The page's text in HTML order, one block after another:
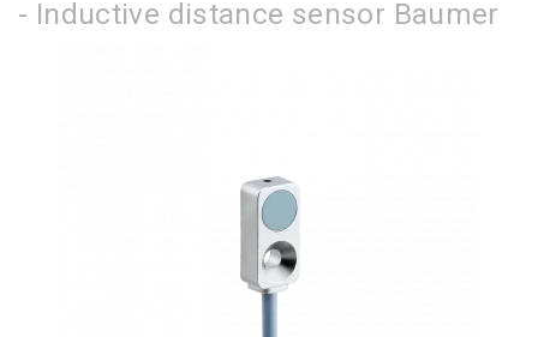
- Inductive distance sensor Baumer